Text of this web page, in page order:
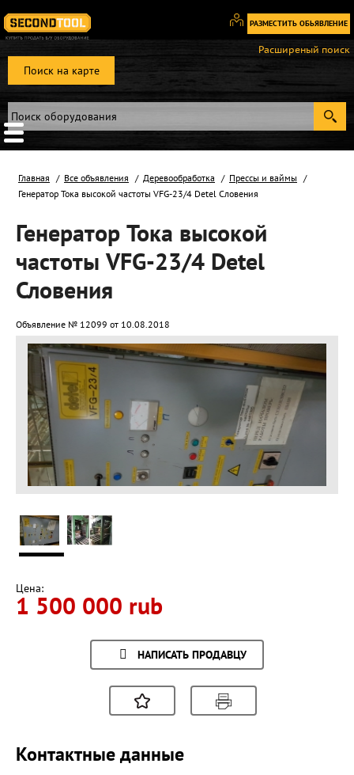
РАЗМЕСТИТЬ ОБЬЯВЛЕНИЕ
Вход
Регистрация
Поиск на карте
Расширеный поиск
Главная Все объявления Деревообработка
Прессы и ваймы
Генератор Тока высокой частоты VFG-23/4 Detel Словения
Генератор Тока высокой
частоты VFG-23/4 Detel
Словения
Объявление № 12099 от 10.08.2018
Цена:
1 500 000 rub
НАПИСАТЬ ПРОДАВЦУ
Контактные данные